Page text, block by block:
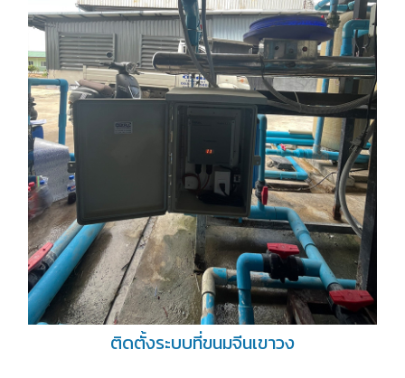
ติดตั้งระบบที่ขนมจีนเขาวง